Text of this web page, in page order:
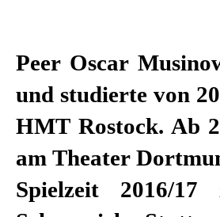
Peer Oscar
und studierte von
HMT Rostock. Ab
am Theater
Spielzeit 2016/